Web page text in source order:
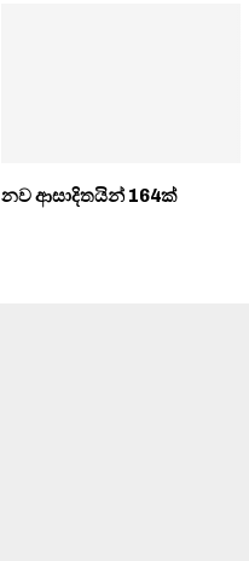
නව ආසාදිතයින් 164ක්